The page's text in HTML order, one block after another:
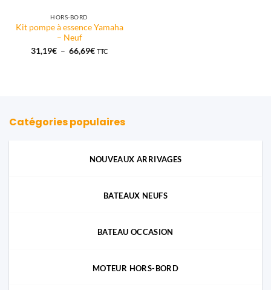
HORS-BORD
Kit pompe à essence Yamaha
– Neuf
31,19€ – 66,69€Plage
TTC
Catégories populaires
NOUVEAUX ARRIVAGES
BATEAUX NEUFS
BATEAU OCCASION
MOTEUR HORS-BORD